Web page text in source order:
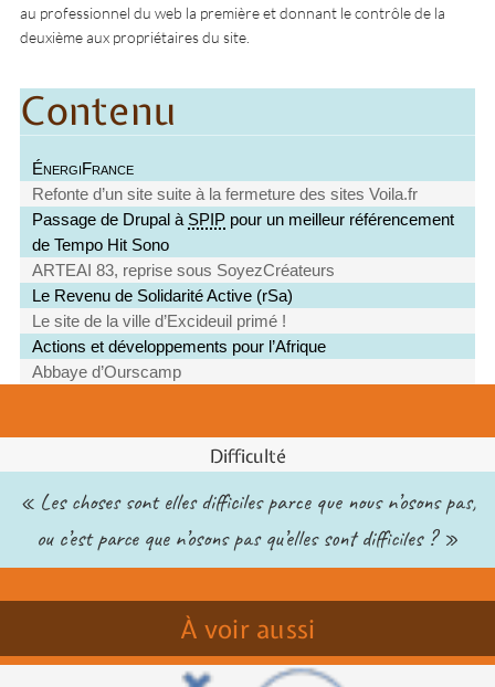
au professionnel du web la première et donnant le contrôle de la
deuxième aux propriétaires du site.
Contenu
ÉnergiFrance
Refonte d’un site suite à la fermeture des sites Voila.fr
Passage de Drupal à SPIP pour un meilleur référencement
de Tempo Hit Sono
ARTEAI 83, reprise sous SoyezCréateurs
Le Revenu de Solidarité Active (rSa)
Le site de la ville d’Excideuil primé !
Actions et développements pour l’Afrique
Abbaye d’Ourscamp
Difficulté
« Les choses sont elles difficiles parce que nous n’osons pas,
ou c’est parce que n’osons pas qu’elles sont difficiles ? »
À voir aussi